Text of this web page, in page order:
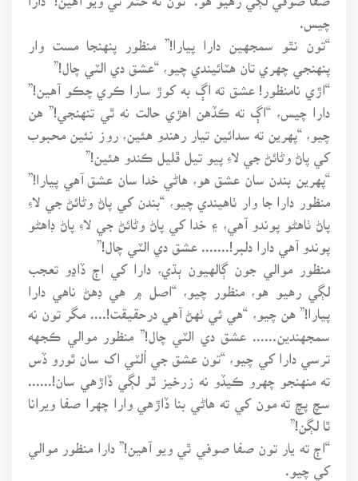
“تون نٿو سمجهين دارا پيارا!” منظور پنهنجا مست وار
پنهنجي چهري تان هٽائيندي چيو، “عشق دي الٽي چال!”
“اڙي نامنظور! عشق ته اڳ به کوڙ سارا ڪري چڪو آهين!”
دارا چيس، “اڳ ته ڪڏهن اهڙي حالت نه ٿي تنهنجي!” هن
چيو، “پهرين ته سدائين تيار رهندو هئين، روز نئين محبوب
کي پاڻ وڻائڻ جي لاءِ پيو تيل ڦليل ڪندو هئين!”
“پهرين بندن سان عشق هو، هاڻي خدا سان عشق آهي پيارا!”
منظور دارا جا وار ٺاهيندي چيو، “بندن کي پاڻ وڻائڻ جي لاءِ
پاڻ ٺاهڻو پوندو آهي، ۽ خدا کي پاڻ وڻائڻ جي لاءِ پاڻ ڊاهڻو
پوندو آهي دارا دلبر!....... عشق دي الٽي چال!”
منظور موالي جون ڳالهيون ٻڌي، دارا کي اڄ ڏاڍو تعجب
لڳي رهيو هو، منظور چيو، “اصل ۾ هي ڊهڻ ناهي دارا
پيارا!” هن چيو، “هي ئي ٺهڻ آهي درحقيقت!.... مگر تون نه
سمجهندين...... عشق دي الٽي چال!” منظور موالي ڪجهه
ترسي دارا کي چيو، “تون عشق جي اُلٽي اک سان ٿورو ڏس
ته منهنجو چهرو ڪيڏو نه زرخيز ٿو لڳي ڏاڙهي سان!......
سچ پچ ته مون کي ته هاڻي بنا ڏاڙهي وارا چهرا صفا ويرانا
ٿا لڳن!”
“اڄ ته يار تون صفا صوفي ٿي ويو آهين!” دارا منظور موالي
کي چيو.